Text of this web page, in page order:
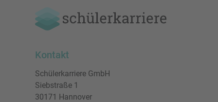
Kontakt
Schülerkarriere GmbH
Siebstraße 1
30171 Hannover